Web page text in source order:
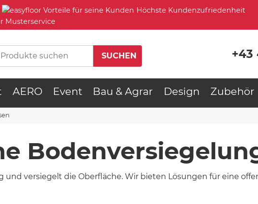
Höchste Kundenzufriedenheit
Musterservice
+43
AERO Event Bau & Agrar Design Zubehör
versiegelt die Oberfläche. Wir bieten Lösungen für eine